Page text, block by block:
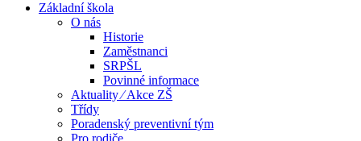
Základní škola
O nás
Historie
Zaměstnanci
SRPŠL
Povinné informace
Aktuality ⁄ Akce ZŠ
Třídy
Poradenský preventivní tým
Pro rodiče